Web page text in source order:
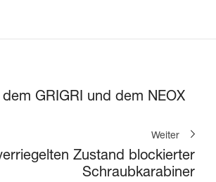
GRIGRI und dem NEOX
Weiter
Zustand blockierter
Schraubkarabiner